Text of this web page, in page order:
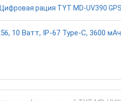
10 Ватт, IP-67 Type-C, 3600 мАч